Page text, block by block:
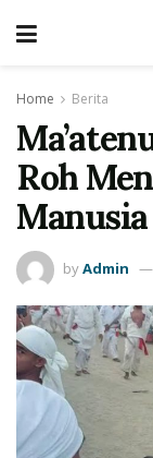
Home Berita
Roh
byAdmin